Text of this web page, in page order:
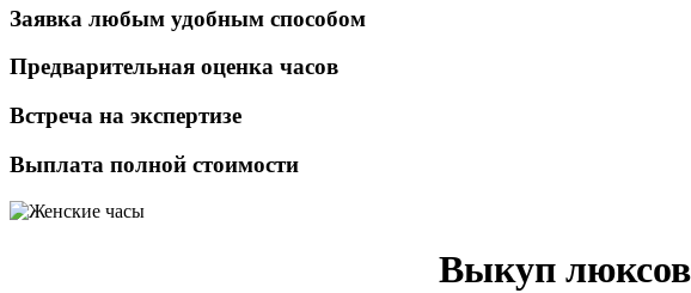
Заявка любым удобным способом
Предварительная оценка часов
Встреча на экспертизе
Выплата полной стоимости
Выкуп